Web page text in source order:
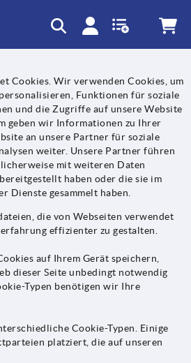
Cookies. Wir verwenden Cookies, um
Funktionen für soziale
und die Zugriffe auf unsere Website
geben wir Informationen zu Ihrer
an unsere Partner für soziale
weiter. Unsere Partner führen
mit weiteren Daten
haben oder die sie im
Dienste gesammelt haben.
die von Webseiten verwendet
effizienter zu gestalten.
auf Ihrem Gerät speichern,
dieser Seite unbedingt notwendig
Typen benötigen wir Ihre
Cookie-Typen. Einige
platziert, die auf unseren